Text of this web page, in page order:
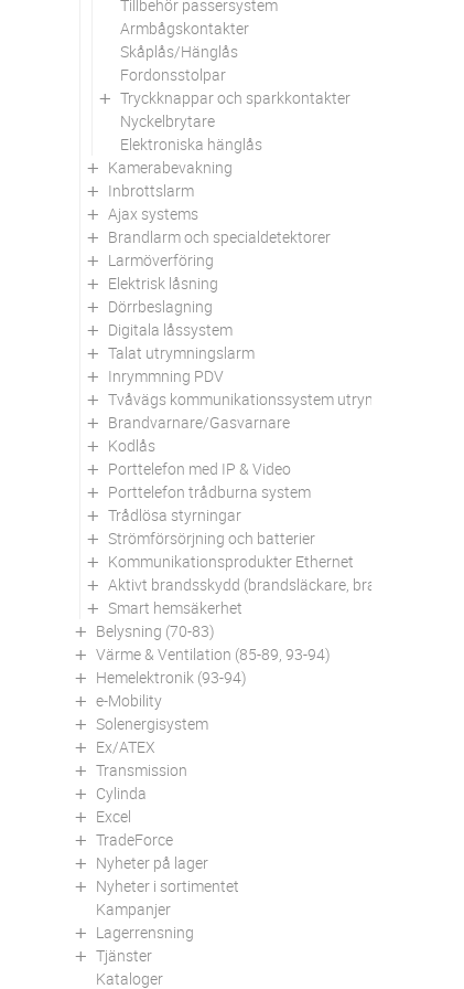
Tillbehör passersystem
Armbågskontakter
Skåplås/Hänglås
Fordonsstolpar
Tryckknappar och sparkkontakter
Nyckelbrytare
Elektroniska hänglås
Kamerabevakning
Inbrottslarm
Ajax systems
Brandlarm och specialdetektorer
Larmöverföring
Elektrisk låsning
Dörrbeslagning
Digitala låssystem
Talat utrymningslarm
Inrymmning PDV
Tvåvägs kommunikationssystem utrymningsplats
Brandvarnare/Gasvarnare
Kodlås
Porttelefon med IP & Video
Porttelefon trådburna system
Trådlösa styrningar
Strömförsörjning och batterier
Kommunikationsprodukter Ethernet
Aktivt brandsskydd (brandsläckare, brandfiltar mm)
Smart hemsäkerhet
Belysning (70-83)
Värme & Ventilation (85-89, 93-94)
Hemelektronik (93-94)
e-Mobility
Solenergisystem
Ex/ATEX
Transmission
Cylinda
Excel
TradeForce
Nyheter på lager
Nyheter i sortimentet
Kampanjer
Lagerrensning
Tjänster
Kataloger